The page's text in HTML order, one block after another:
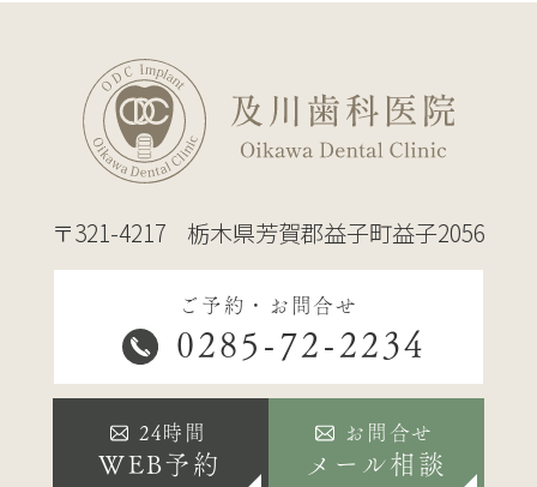
〒321-4217 栃木県芳賀郡益子町益子2056
ご予約・お問合せ
0285-72-2234
24時間
WEB予約
お問合せ
メール相談